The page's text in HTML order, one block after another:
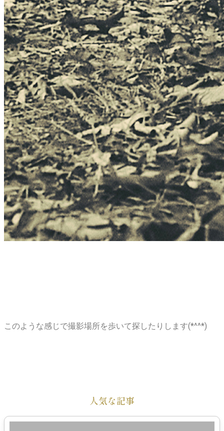
このような感じで撮影場所を歩いて探したりします(*^^*)
人気な記事